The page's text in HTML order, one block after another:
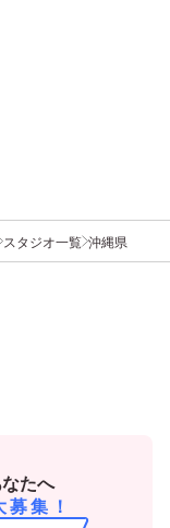
スタジオ一覧 沖縄県
たへ
集！